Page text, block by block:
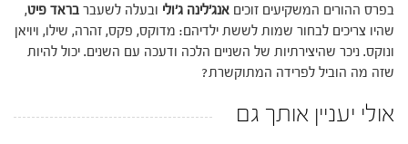
בפרס ההורים המשקיעים זוכים אנג'לינה ג'ולי ובעלה לשעבר בראד פיט,
שהיו צריכים לבחור שמות לששת ילדיהם: מדוקס, פקס, זהרה, שילו, ויויאן
ונוקס. ניכר שהיצירתיות של השניים הלכה ודעכה עם השנים. יכול להיות
שזה מה הוביל לפרידה המתוקשרת?
אולי יעניין אותך גם